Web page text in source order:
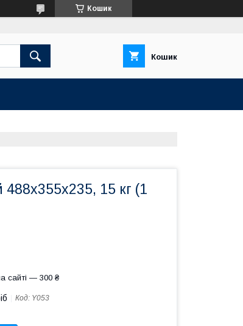
Кошик
Кошик
15 кг (1
сайті — 300 ₴
Код: Y053